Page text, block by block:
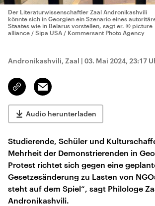
Der Literaturwissenschaftler Zaal Andronikashvili
könnte sich in Georgien ein Szenario eines
Staates wie in Belarus vorstellen, sagt er. © picture
alliance / Sipa USA / Kommersant Photo Agency
Andronikashvili, Zaal | 03. Mai 2024, 23:17
Link
kopieren/teilen
Email
Audio herunterladen
Studierende, Schüler und
Mehrheit der Demonstrierenden in
Protest richtet sich gegen eine
Gesetzesänderung zu Lasten von
steht auf dem Spiel“, sagt Philologe
Andronikashvili.